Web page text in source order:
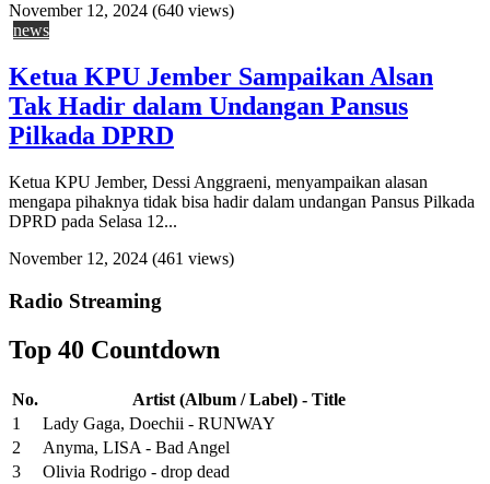
November 12, 2024 (640 views)
news
Ketua KPU Jember Sampaikan Alsan
Tak Hadir dalam Undangan Pansus
Pilkada DPRD
Ketua KPU Jember, Dessi Anggraeni, menyampaikan alasan
mengapa pihaknya tidak bisa hadir dalam undangan Pansus Pilkada
DPRD pada Selasa 12...
November 12, 2024 (461 views)
Radio Streaming
Top 40 Countdown
No.
Artist (Album / Label) - Title
1
Lady Gaga, Doechii - RUNWAY
2
Anyma, LISA - Bad Angel
3
Olivia Rodrigo - drop dead